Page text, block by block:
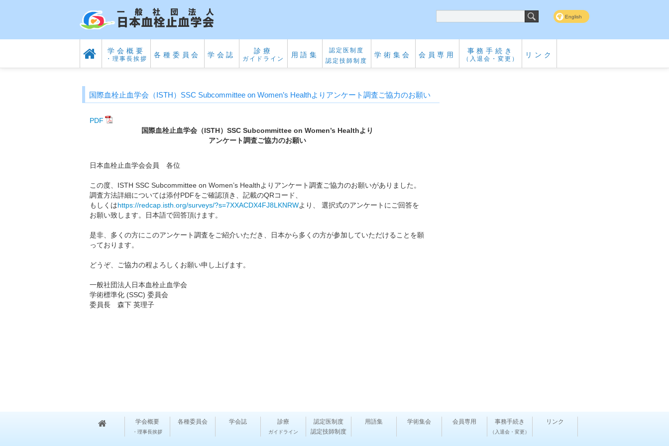
English
学会概要
・理事長挨拶 各種委員会 学会誌 診療
ガイドライン 用語集
認定医制度
認定技師制度
学術集会 会員専用 事務手続き
（入退会・変更） リンク
国際血栓止血学会（ISTH）SSC Subcommittee on Women’s Healthよりアンケート調査ご協力のお願い
PDF
国際血栓止血学会（ISTH）SSC Subcommittee on Women’s Healthより
アンケート調査ご協力のお願い
日本血栓止血学会会員 各位
この度、ISTH SSC Subcommittee on Women’s Healthよりアンケート調査ご協力のお願いがありました。
調査方法詳細については添付PDFをご確認頂き、記載のQRコード、
もしくはhttps://redcap.isth.org/surveys/?s=7XXACDX4FJ8LKNRWより、 選択式のアンケートにご回答を
お願い致します。日本語で回答頂けます。
是非、多くの方にこのアンケート調査をご紹介いただき、日本から多くの方が参加していただけることを願
っております。
どうぞ、ご協力の程よろしくお願い申し上げます。
一般社団法人日本血栓止血学会
学術標準化 (SSC) 委員会
委員長 森下 英理子
学会概要
・理事長挨拶
各種委員会 学会誌 診療
ガイドライン
認定医制度
認定技師制度
用語集 学術集会 会員専用 事務手続き
（入退会・変更）
リンク